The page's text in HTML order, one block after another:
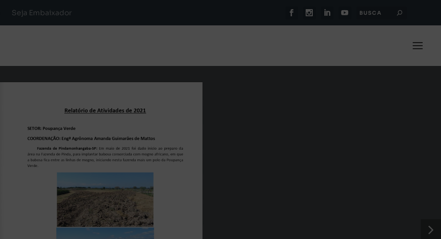
Seja Embaixador
Relatório de Atividades de 2021
SETOR: Poupança Verde
COORDENAÇÃO: Engª Agrônoma Amanda Guimarães de Mattos
Fazenda  de  Pindamonhangaba-SP: Em  maio  de  2021 foi  dado inicio  ao  preparo  da
área na Fazenda de Pinda para implantar babosa consorciada com mogno afr icano em que
a babosa fica entre as linhas de mogno, iniciando nesta fazenda mais um polo da Poupança
Verde